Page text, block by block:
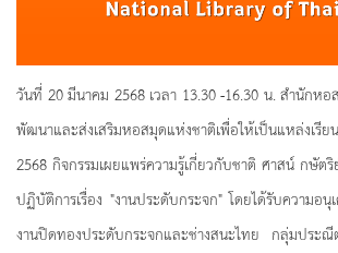
วันที่ 20 มีนาคม 2568 เวลา 13.30 -16.30 น. สำนักหอ
พัฒนาและส่งเสริมหอสมุดแห่งชาติเพื่อให้เป็นแหล่งเ
2568 กิจกรรมเผยแพร่ความรู้เกี่ยวกับชาติ ศาสน์ กษัต
ปฏิบัติการเรื่อง "งานประดับกระจก" โดยได้รับความอนุ
งานปิดทองประดับกระจกและช่างสนะไทย กลุ่มประ